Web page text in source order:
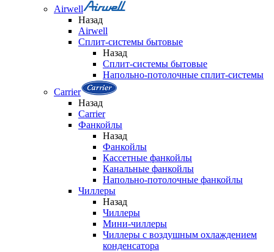
Airwell
Назад
Airwell
Сплит-системы бытовые
Назад
Сплит-системы бытовые
Напольно-потолочные сплит-системы
Carrier
Назад
Carrier
Фанкойлы
Назад
Фанкойлы
Кассетные фанкойлы
Канальные фанкойлы
Напольно-потолочные фанкойлы
Чиллеры
Назад
Чиллеры
Мини-чиллеры
Чиллеры с воздушным охлаждением
конденсатора